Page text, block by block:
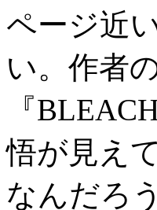
ページ近
い。作者
『
悟が見え
なんだろ